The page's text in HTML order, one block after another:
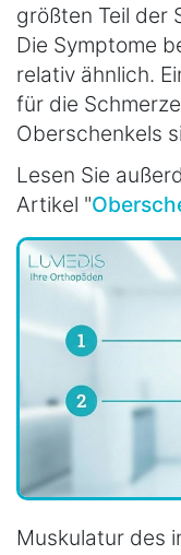
größten Teil der
Die Symptome
relativ ähnlich.
für die
Oberschenkels
Lesen Sie
Artikel "
Muskulatur des